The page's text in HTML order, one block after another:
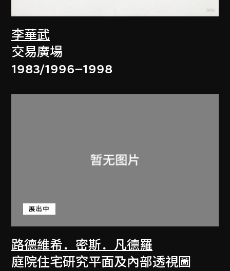
李華武
交易廣場
1983/1996–1998
路德維希．密斯．凡德羅
展出中
庭院住宅研究平面及內部透視圖